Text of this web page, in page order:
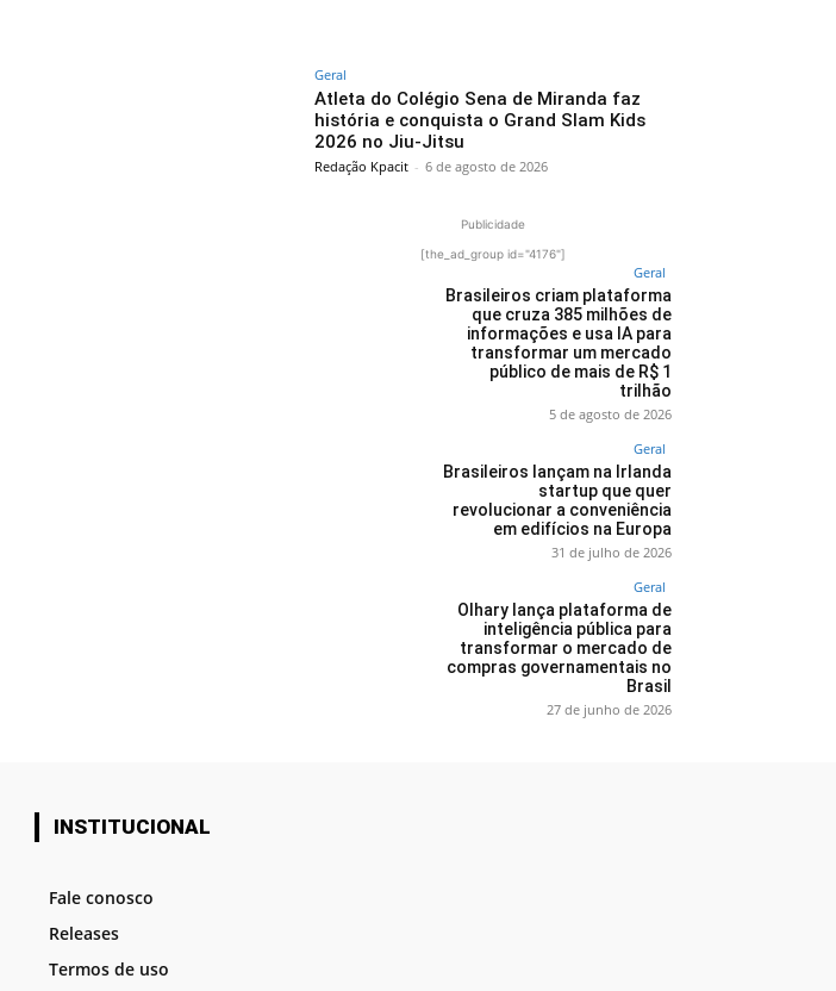
Geral
Atleta do Colégio Sena de Miranda faz
história e conquista o Grand Slam Kids
2026 no Jiu-Jitsu
Redação Kpacit - 6 de agosto de 2026
Publicidade
[the_ad_group id="4176"]
Geral
Brasileiros criam plataforma
que cruza 385 milhões de
informações e usa IA para
transformar um mercado
público de mais de R$ 1
trilhão
5 de agosto de 2026
Geral
Brasileiros lançam na Irlanda
startup que quer
revolucionar a conveniência
em edifícios na Europa
31 de julho de 2026
Geral
Olhary lança plataforma de
inteligência pública para
transformar o mercado de
compras governamentais no
Brasil
27 de junho de 2026
INSTITUCIONAL
Fale conosco
Releases
Termos de uso